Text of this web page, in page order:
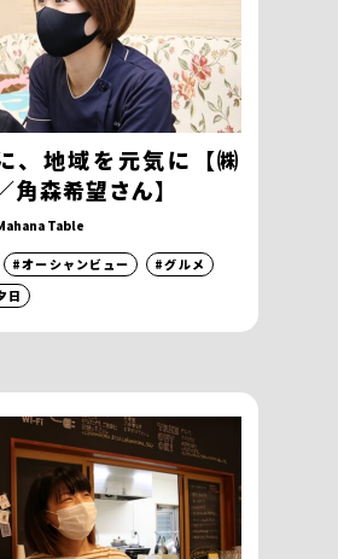
、地域を元気に【㈱
森希望さん】
Table
#オーシャンビュー
#グルメ
日